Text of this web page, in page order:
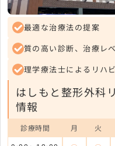
最適な治療法の提案
質の高い診断、治療レ
理学療法士によるリハ
はしもと整形外科
情報
診療時間 月 火